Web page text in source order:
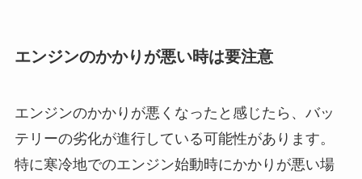
エンジンのかかりが悪い時は要注意
エンジンのかかりが悪くなったと感じたら、バッ
テリーの劣化が進行している可能性があります。
特に寒冷地でのエンジン始動時にかかりが悪い場